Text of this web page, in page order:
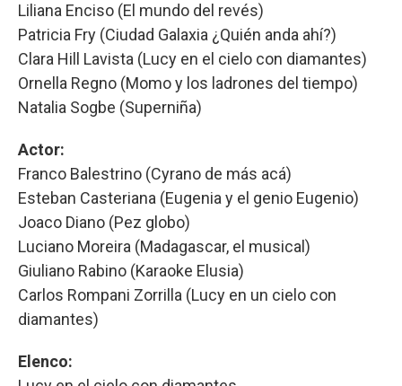
Liliana Enciso (El mundo del revés)
Patricia Fry (Ciudad Galaxia ¿Quién anda ahí?)
Clara Hill Lavista (Lucy en el cielo con diamantes)
Ornella Regno (Momo y los ladrones del tiempo)
Natalia Sogbe (Superniña)
Actor:
Franco Balestrino (Cyrano de más acá)
Esteban Casteriana (Eugenia y el genio Eugenio)
Joaco Diano (Pez globo)
Luciano Moreira (Madagascar, el musical)
Giuliano Rabino (Karaoke Elusia)
Carlos Rompani Zorrilla (Lucy en un cielo con
diamantes)
Elenco: